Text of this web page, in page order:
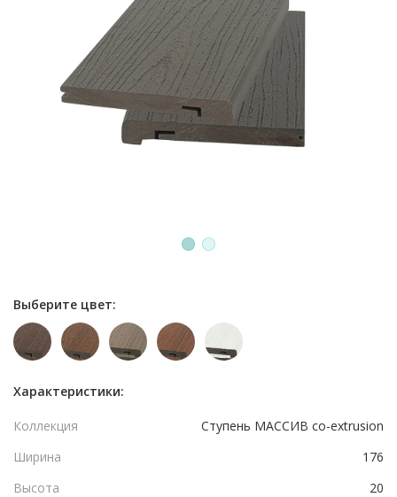
1 2
Выберите цвет:
Характеристики:
Коллекция
Ступень МАССИВ co-extrusion
Ширина
176
Высота
20